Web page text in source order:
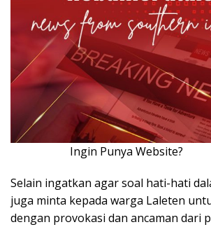
Ingin Punya Website?
Selain ingatkan agar soal hati-hati
juga minta kepada warga Laleten
dengan provokasi dan ancaman dari